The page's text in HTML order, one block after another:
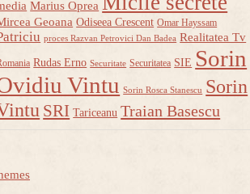
Marius Oprea
Geoana Odiseea Crescent Omar Hayssam
proces Razvan Petrovici Dan Badea Realitatea Tv
Rudas Erno Securitate Securitatea SIE Sorin
Vintu Sorin Rosca Stanescu Sorin
SRI Tariceanu Traian Basescu